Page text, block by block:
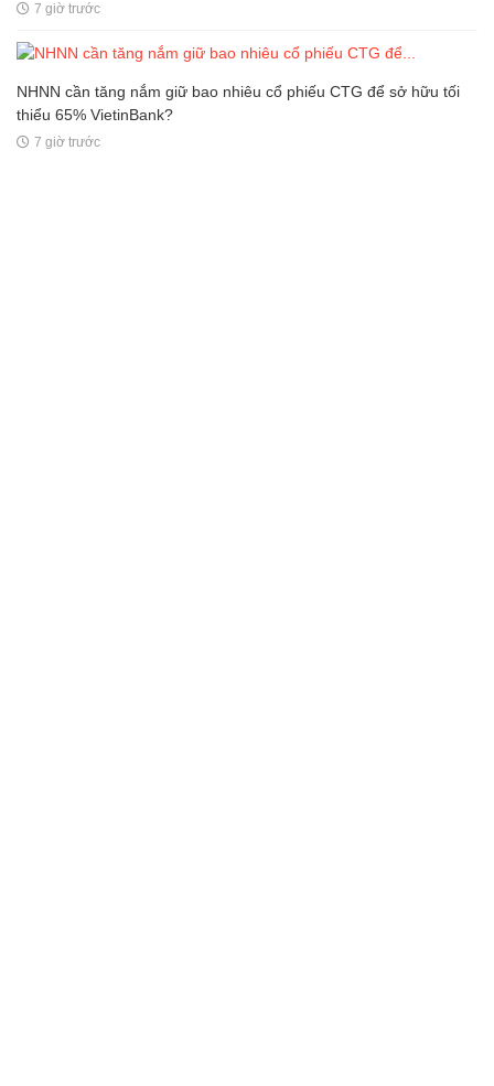
7 giờ trước
NHNN cần tăng nắm giữ bao nhiêu cổ phiếu CTG để sở hữu tối
thiểu 65% VietinBank?
7 giờ trước